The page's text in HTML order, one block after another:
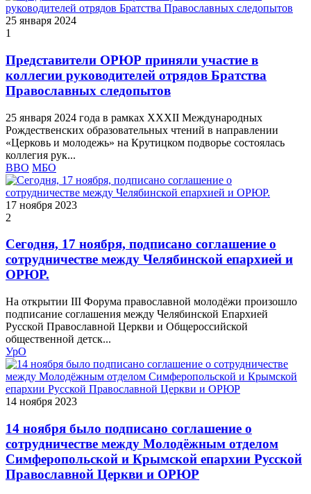
25 января 2024
1
Представители ОРЮР приняли участие в
коллегии руководителей отрядов Братства
Православных следопытов
25 января 2024 года в рамках XXXII Международных
Рождественских образовательных чтений в направлении
«Церковь и молодежь» на Крутицком подворье состоялась
коллегия рук...
ВВО МБО
17 ноября 2023
2
Сегодня, 17 ноября, подписано соглашение о
сотрудничестве между Челябинской епархией и
ОРЮР.
На открытии III Форума православной молодёжи произошло
подписание соглашения между Челябинской Епархией
Русской Православной Церкви и Общероссийской
общественной детск...
УрО
14 ноября 2023
14 ноября было подписано соглашение о
сотрудничестве между Молодёжным отделом
Симферопольской и Крымской епархии Русской
Православной Церкви и ОРЮР